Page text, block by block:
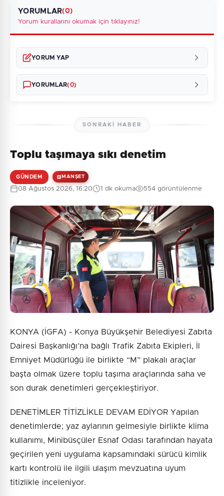
YORUMLAR(0)
Yorum kurallarını okumak için tıklayınız!
YORUM YAP
0/2000
Güvenlik Sorusu:
4 + 4 = ?
Gönder
YORUMLAR(0)
Henüz yorum yapılmamış. İlk yorumu siz yapın!
SONRAKI HABER
Toplu taşımaya sıkı denetim
GÜNDEM MANŞET
08 Ağustos 2026, 16:20 1 dk okuma 554 görüntülenme
KONYA (İGFA) - Konya Büyükşehir Belediyesi Zabıta
Dairesi Başkanlığı’na bağlı Trafik Zabıta Ekipleri, İl
Emniyet Müdürlüğü ile birlikte “M” plakalı araçlar
başta olmak üzere toplu taşıma araçlarında saha ve
son durak denetimleri gerçekleştiriyor.
DENETİMLER TİTİZLİKLE DEVAM EDİYOR Yapılan
denetimlerde; yaz aylarının gelmesiyle birlikte klima
kullanımı, Minibüsçüler Esnaf Odası tarafından hayata
geçirilen yeni uygulama kapsamındaki sürücü kimlik
kartı kontrolü ile ilgili ulaşım mevzuatına uyum
titizlikle inceleniyor.